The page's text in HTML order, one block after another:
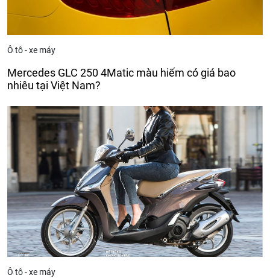
Ô tô - xe máy
Mercedes GLC 250 4Matic màu hiếm có giá bao
nhiêu tại Việt Nam?
Ô tô - xe máy